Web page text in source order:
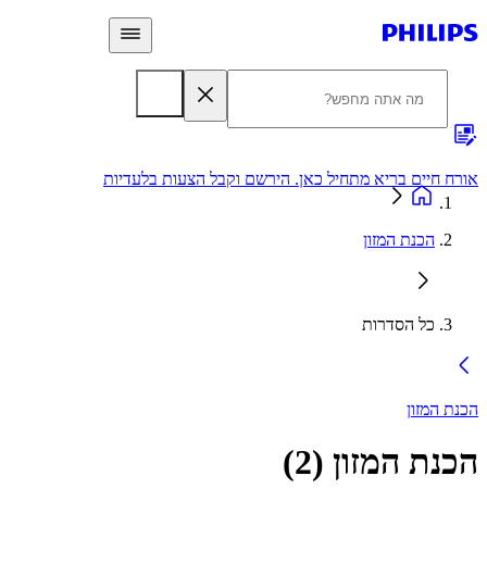
חיים בריא מתחיל כאן. הירשם וקבל הצעות בלעדיות
הכנת המזון
כל הסדרות
המזון
המזון(
2
)